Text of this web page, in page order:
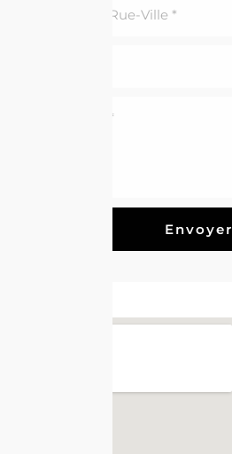
Envoyer